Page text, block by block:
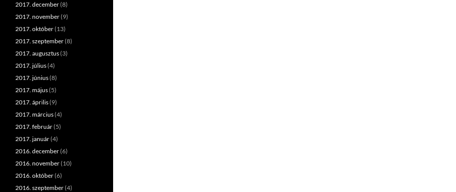
2017. december(8)
2017. november(9)
2017. október(13)
2017. szeptember(8)
2017. augusztus(3)
2017. július(4)
2017. június(8)
2017. május(5)
2017. április(9)
2017. március(4)
2017. február(5)
2017. január(4)
2016. december(6)
2016. november(10)
2016. október(6)
2016. szeptember(4)